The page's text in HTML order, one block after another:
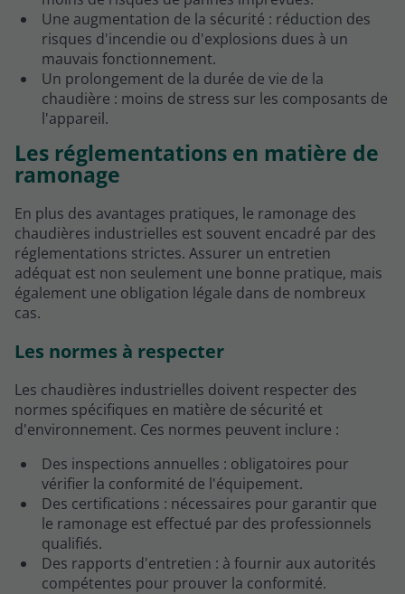
Une augmentation de la sécurité : réduction des
risques d'incendie ou d'explosions dues à un
mauvais fonctionnement.
Un prolongement de la durée de vie de la
chaudière : moins de stress sur les composants de
l'appareil.
Les réglementations en matière de
ramonage
En plus des avantages pratiques, le ramonage des
chaudières industrielles est souvent encadré par des
réglementations strictes. Assurer un entretien
adéquat est non seulement une bonne pratique, mais
également une obligation légale dans de nombreux
cas.
Les normes à respecter
Les chaudières industrielles doivent respecter des
normes spécifiques en matière de sécurité et
d'environnement. Ces normes peuvent inclure :
Des inspections annuelles : obligatoires pour
vérifier la conformité de l'équipement.
Des certifications : nécessaires pour garantir que
le ramonage est effectué par des professionnels
qualifiés.
Des rapports d'entretien : à fournir aux autorités
compétentes pour prouver la conformité.